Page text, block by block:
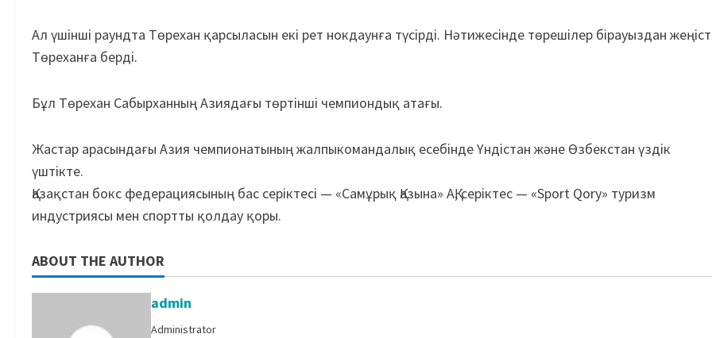
Ал үшінші раундта Төрехан қарсыласын екі рет нокдаунға түсірді. Нәтижесінде төрешілер бірауыздан
Төреханға берді.
Бұл Төрехан Сабырханның Азиядағы төртінші чемпиондық атағы.
Жастар арасындағы Азия чемпионатының жалпыкомандалық есебінде Үндістан және Өзбекстан үздік
үштікте.
Қазақстан бокс федерациясының бас серіктесі — «Самұрық Қазына» АҚ, серіктес — «Sport Qory» туризм
индустриясы мен спортты қолдау қоры.
ABOUT THE AUTHOR
admin
Administrator